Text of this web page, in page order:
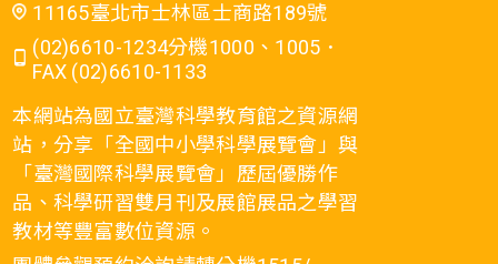
11165臺北市士林區士商路189號
(02)6610-1234分機1000、1005．
FAX (02)6610-1133
本網站為國立臺灣科學教育館之資源網
站，分享「全國中小學科學展覽會」與
「臺灣國際科學展覽會」歷屆優勝作
品、科學研習雙月刊及展館展品之學習
教材等豐富數位資源。